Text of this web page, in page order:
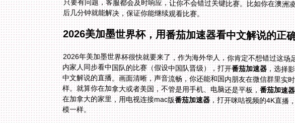
后几分钟就能解决，保证你能继续观看比赛。
2026美加墨世界杯，用番茄加速器看中文解说的正
2026年美加墨世界杯很快就要来了，作为海外华人，你肯定不想错过这
内家人同步看中国队的比赛（假设中国队晋级），打开番茄加速器，选择
中文解说的直播
样。就算你在加拿大或者美国，不管是用手机、电脑还是平板，番茄加速器
在加拿大的家里，用电视连接mac版番茄加速器，打开咪咕视频的4K直播
模一样。